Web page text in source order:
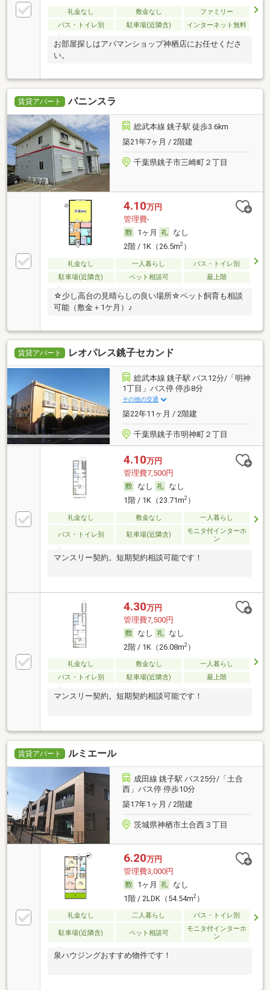
礼金なし 敷金なし
ファミリー
バス・トイレ別
駐車場(近隣含) インターネット無料
お部屋探しはアパマンショップ神栖店にお任せくださ
い。
賃貸アパート パニンスラ
総武本線 銚子駅 徒歩3.6km
築21年7ヶ月 / 2階建
千葉県銚子市三崎町２丁目
4.10万円
管理費-
1ヶ月
なし
2階 / 1K（26.5m2）
礼金なし 一人暮らし
バス・トイレ別
駐車場(近隣含)
ペット相談可 最上階
☆少し高台の見晴らしの良い場所☆ペット飼育も相談
可能（敷金＋1ケ月）♪
賃貸アパート レオパレス銚子セカンド
総武本線 銚子駅 バス12分/「明神
1丁目」バス停 停歩8分
その他の交通
築22年11ヶ月 / 2階建
千葉県銚子市明神町２丁目
4.10万円
管理費7,500円
なし
なし
1階 / 1K（23.71m2）
礼金なし 敷金なし 一人暮らし
バス・トイレ別 駐車場(近隣含)
モニタ付インターホ
ン
マンスリー契約。短期契約相談可能です！
4.30万円
管理費7,500円
なし
なし
2階 / 1K（26.08m2）
礼金なし 敷金なし
一人暮らし
バス・トイレ別
駐車場(近隣含) 最上階
マンスリー契約。短期契約相談可能です！
賃貸アパート ルミエール
成田線 銚子駅 バス25分/「土合
西」バス停 停歩10分
築17年1ヶ月 / 2階建
茨城県神栖市土合西３丁目
6.20万円
管理費3,000円
1ヶ月
なし
1階 / 2LDK（54.54m2）
礼金なし 二人暮らし バス・トイレ別
駐車場(近隣含) ペット相談可
モニタ付インターホ
ン
泉ハウジングおすすめ物件です！